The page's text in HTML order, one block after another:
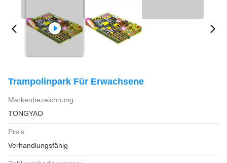
Trampolinpark Für Erwachsene
Markenbezeichnung:
TONGYAO
Preis:
Verhandlungsfähig